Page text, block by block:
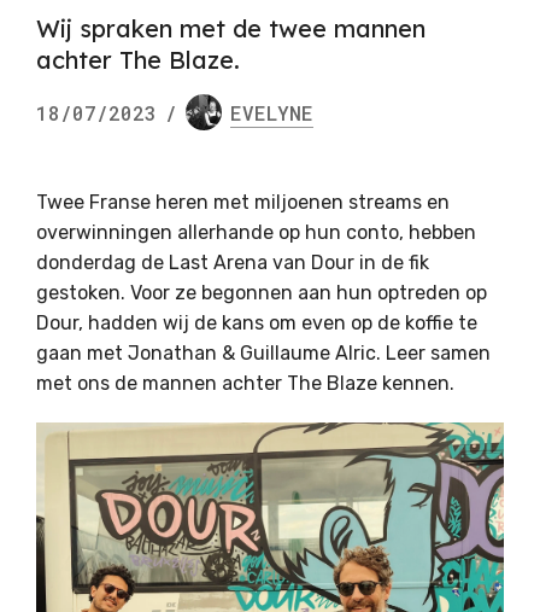
Wij spraken met de twee mannen
achter The Blaze.
18/07/2023 / EVELYNE
Twee Franse heren met miljoenen streams en
overwinningen allerhande op hun conto, hebben
donderdag de Last Arena van Dour in de fik
gestoken. Voor ze begonnen aan hun optreden op
Dour, hadden wij de kans om even op de koffie te
gaan met Jonathan & Guillaume Alric. Leer samen
met ons de mannen achter The Blaze kennen.